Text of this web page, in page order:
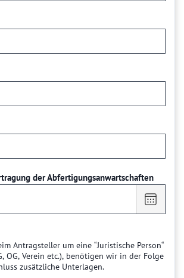
der Abfertigungsanwartschaften
Datum
Antragsteller um eine “Juristische Person“
OG, Verein etc.), benötigen wir in der Folge
zusätzliche Unterlagen.